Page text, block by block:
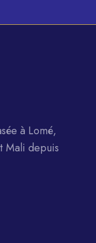
à Lomé,
Mali depuis